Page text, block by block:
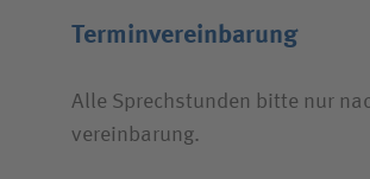
Besucherin / Besucher
Terminvereinbarung
Alle Sprechstunden bitte nur
vereinbarung.